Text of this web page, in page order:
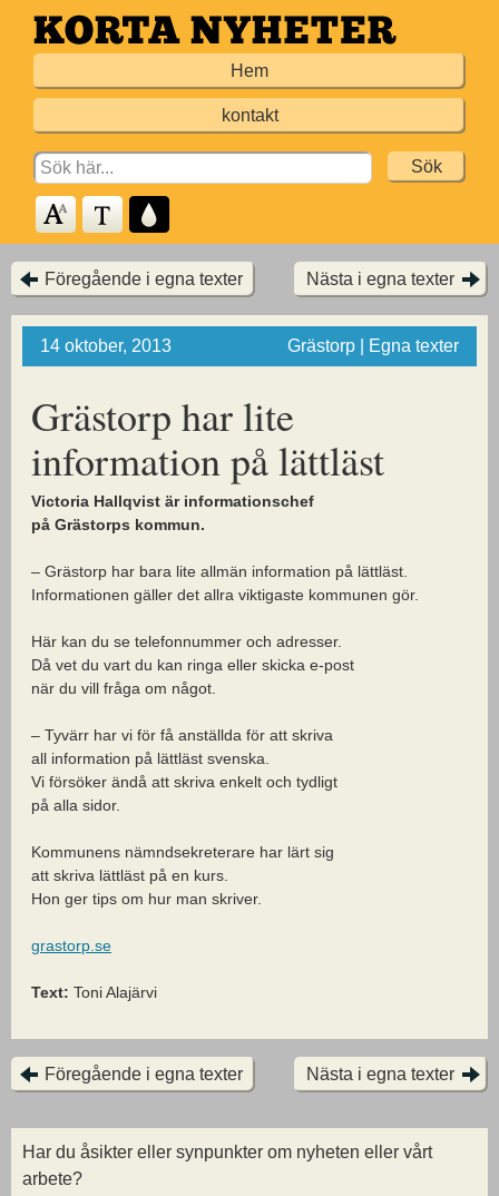
Hoppa
till
Hem
kontakt
Search
for:
Föregående i egna texter Nästa i egna texter
14 oktober, 2013 Grästorp | Egna texter
Grästorp har lite
information på lättläst
Victoria Hallqvist är informationschef
på Grästorps kommun.
– Grästorp har bara lite allmän information på lättläst.
Informationen gäller det allra viktigaste kommunen gör.
Här kan du se telefonnummer och adresser.
Då vet du vart du kan ringa eller skicka e-post
när du vill fråga om något.
– Tyvärr har vi för få anställda för att skriva
all information på lättläst svenska.
Vi försöker ändå att skriva enkelt och tydligt
på alla sidor.
Kommunens nämndsekreterare har lärt sig
att skriva lättläst på en kurs.
Hon ger tips om hur man skriver.
grastorp.se
Text: Toni Alajärvi
Föregående i egna texter Nästa i egna texter
Har du åsikter eller synpunkter om nyheten eller vårt
arbete?